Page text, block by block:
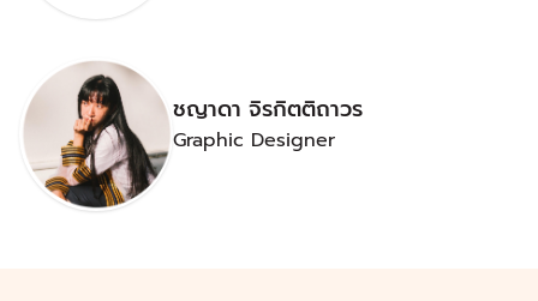
ชญาดา จิรกิตติถาวร
Graphic Designer